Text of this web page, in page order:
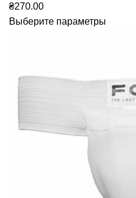
₴270.00
Выберите параметры